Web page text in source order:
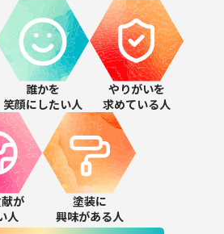
誰かを
笑顔にしたい人
やりがいを
求めている人
が
人
塗装に
興味がある人